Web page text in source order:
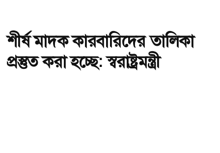
শীর্ষ মাদক কারবারিদের তালিকা
প্রস্তুত করা হচ্ছে: স্বরাষ্ট্রমন্ত্রী